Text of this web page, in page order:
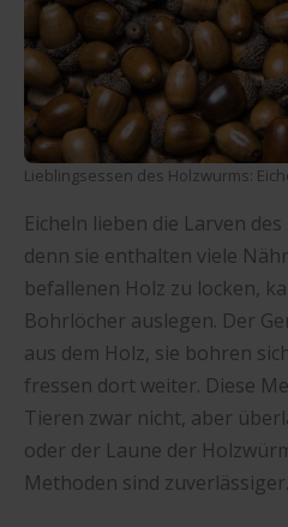
Lieblingsessen des Holzwurms:
Eicheln lieben die Larven
denn sie enthalten viele
befallenen Holz zu locken,
Bohrlöcher auslegen. Der
aus dem Holz, sie bohren
fressen dort weiter. Diese
Tieren zwar nicht, aber
oder der Laune der
Methoden sind zuverlässiger.